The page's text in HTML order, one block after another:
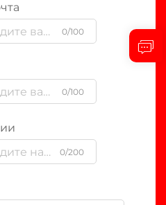
0/100
0/100
0/200